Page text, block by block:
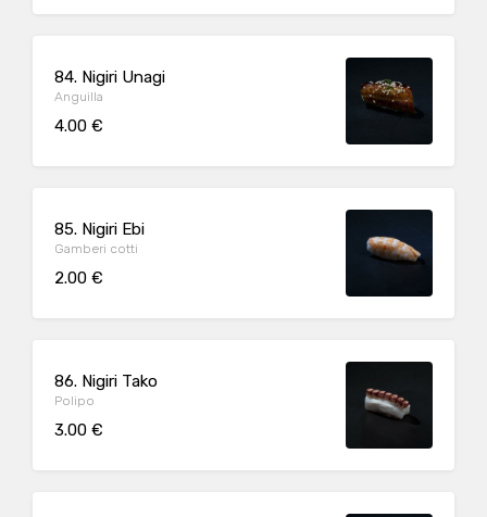
84. Nigiri Unagi
Anguilla
4.00 €
85. Nigiri Ebi
Gamberi cotti
2.00 €
86. Nigiri Tako
Polipo
3.00 €